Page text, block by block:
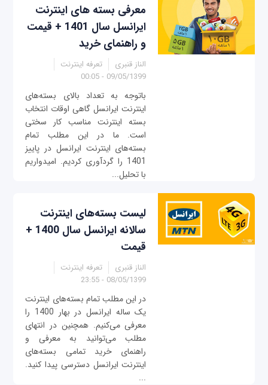
معرفی بسته‌ های اینترنت
ایرانسل سال 1401 + قیمت
و راهنمای خرید
الناز قنبری
تعرفه اینترنت
09/05/1399 - 00:05
باتوجه به تعداد بالای بسته‌های
اینترنت ایرانسل گاهی اوقات انتخاب
بسته اینترنت مناسب کار سختی
است. ما در این مطلب تمام
بسته‌های اینترنت ایرانسل در پاییز
1401 را گردآوری کردیم. امیدواریم
با تحلیل...
لیست بسته‌های اینترنت
سالانه ایرانسل سال 1400 +
قیمت
الناز قنبری
تعرفه اینترنت
08/05/1399 - 23:55
در این مطلب تمام بسته‌های اینترنت
یک ساله ایرانسل در بهار 1400 را
معرفی می‌کنیم. همچنین در انتهای
مطلب می‌توانید به معرفی و
راهنمای خرید تمامی بسته‌های
اینترنت ایرانسل دسترسی پیدا کنید.
...